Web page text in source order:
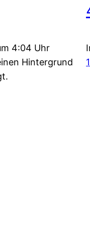
4:04 Uhr
Hintergrund